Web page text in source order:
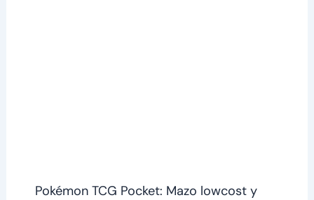
Pokémon TCG Pocket: Mazo lowcost y